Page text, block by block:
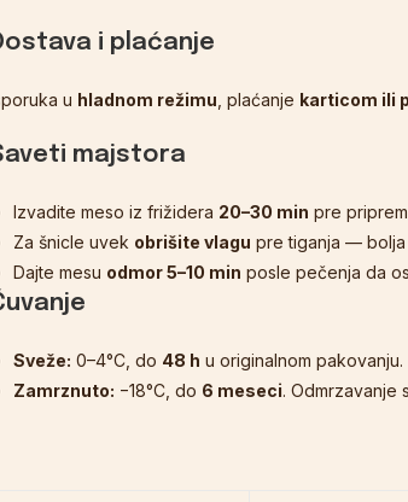
i plaćanje
u hladnom režimu , plaćanje karticom ili
majstora
Izvadite meso iz frižidera 20–30 min pre
Za šnicle uvek obrišite vlagu pre tiganja — bolja
Dajte mesu odmor 5–10 min posle pečenja da
Sveže: 0–4°C, do 48 h u originalnom pakovanju.
Zamrznuto: −18°C, do 6 meseci. Odmrzavanje